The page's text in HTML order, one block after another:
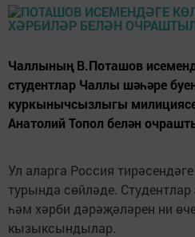
Чаллының В.Поташов
студентлар Чаллы шәһәре
куркынычсызлыгы
Анатолий Топол белән
Ул аларга Россия
турында сөйләде.
һәм хәрби дәрәҗәләрен ни
кызыксындылар.